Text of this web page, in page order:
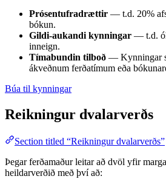
Prósentufradrættir — t.d. 20%
bókun.
Gildi-aukandi kynningar — t.d.
inneign.
Tímabundin tilboð — Kynningar
ákveðnum ferðatímum eða
Búa til kynningar
Reikningur dvalarverðs
Section titled “Reikningur dvalarverðs”
Þegar ferðamaður leitar að dvöl yfir
heildarverðið með því að: